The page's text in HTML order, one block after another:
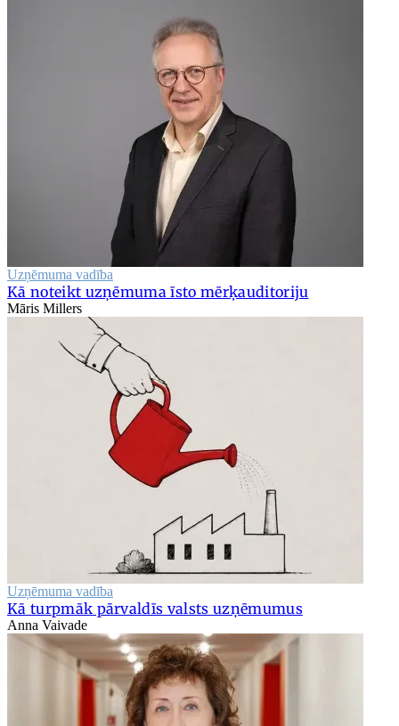
Uzņēmuma vadība
Kā noteikt uzņēmuma īsto mērķauditoriju
Māris Millers
Uzņēmuma vadība
Kā turpmāk pārvaldīs valsts uzņēmumus
Anna Vaivade